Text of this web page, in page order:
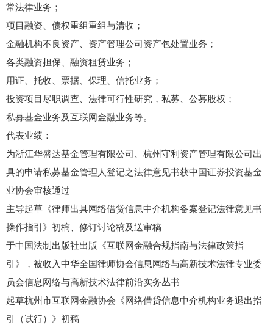
常法律业务；
项目融资、债权重组重组与清收；
金融机构不良资产、资产管理公司资产包处置业务；
各类融资担保、融资租赁业务；
用证、托收、票据、保理、信托业务；
投资项目尽职调查、法律可行性研究，私募、公募股权；
私募基金业务及互联网金融业务等。
代表业绩：
为浙江华盛达基金管理有限公司、杭州守利资产管理有限公司出
具的申请私募基金管理人登记之法律意见书获中国证券投资基金
业协会审核通过
主导起草《律师出具网络借贷信息中介机构备案登记法律意见书
操作指引》初稿、修订讨论稿及送审稿
于中国法制出版社出版《互联网金融合规指南与法律政策指
引》，被收入中华全国律师协会信息网络与高新技术法律专业委
员会信息网络与高新技术法律前沿实务丛书
起草杭州市互联网金融协会《网络借贷信息中介机构业务退出指
引（试行）》初稿